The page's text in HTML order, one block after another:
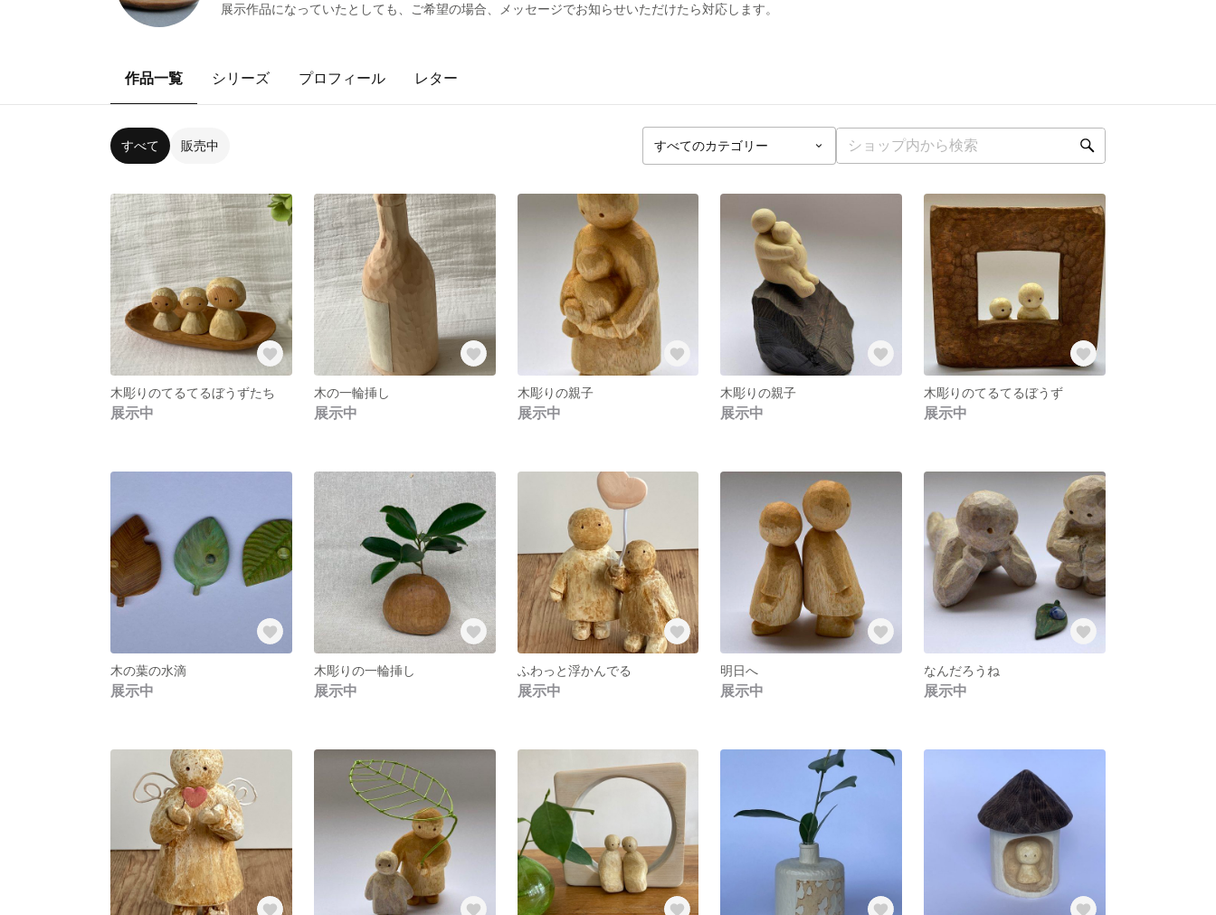
展示作品になっていたとしても、ご希望の場合、メッセージでお知らせいただけたら対応します。
作品一覧 シリーズ プロフィール レター
すべて 販売中
木彫りのてるてるぼうずたち
展示中
木の一輪挿し
展示中
木彫りの親子
展示中
木彫りの親子
展示中
木彫りのてるてるぼうず
展示中
木の葉の水滴
展示中
木彫りの一輪挿し
展示中
ふわっと浮かんでる
展示中
明日へ
展示中
なんだろうね
展示中